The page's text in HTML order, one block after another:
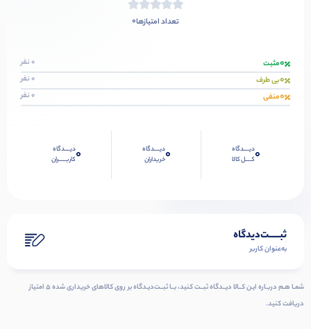
تعداد امتیازها0
0مثبت 0 نفر
0بی طرف 0 نفر
0منفی 0 نفر
0دیــــدگاه
کــــل کالا
0دیــــدگاه
خریداران
0دیــــدگاه
کاربـــــران
ثبـــــت‌دیدگاه
به‌عنوان کاربر
شمـا هـم دربـاره ایـن کــالا دیــدگاه ثبــت کنید، بــا ثبــت‌دیـدگاه بر روی کالاهای خریداری شده ۵ امتیاز
دریافت کنید.